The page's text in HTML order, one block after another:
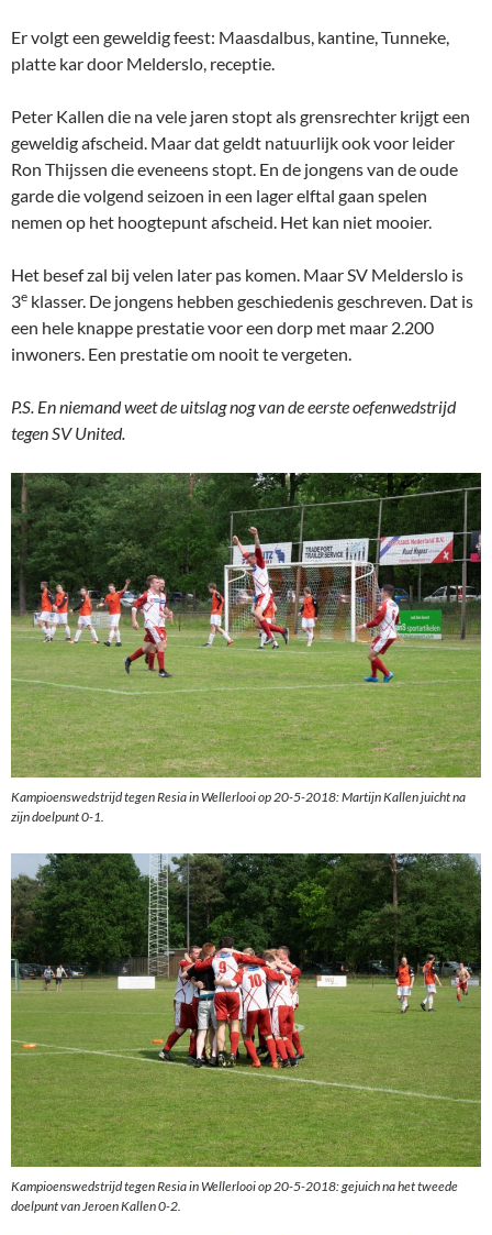
Er volgt een geweldig feest: Maasdalbus, kantine, Tunneke,
platte kar door Melderslo, receptie.
Peter Kallen die na vele jaren stopt als grensrechter krijgt een
geweldig afscheid. Maar dat geldt natuurlijk ook voor leider
Ron Thijssen die eveneens stopt. En de jongens van de oude
garde die volgend seizoen in een lager elftal gaan spelen
nemen op het hoogtepunt afscheid. Het kan niet mooier.
Het besef zal bij velen later pas komen. Maar SV Melderslo is
3e klasser. De jongens hebben geschiedenis geschreven. Dat is
een hele knappe prestatie voor een dorp met maar 2.200
inwoners. Een prestatie om nooit te vergeten.
P.S. En niemand weet de uitslag nog van de eerste oefenwedstrijd
tegen SV United.
Kampioenswedstrijd tegen Resia in Wellerlooi op 20-5-2018: Martijn Kallen juicht na
zijn doelpunt 0-1.
Kampioenswedstrijd tegen Resia in Wellerlooi op 20-5-2018: gejuich na het tweede
doelpunt van Jeroen Kallen 0-2.